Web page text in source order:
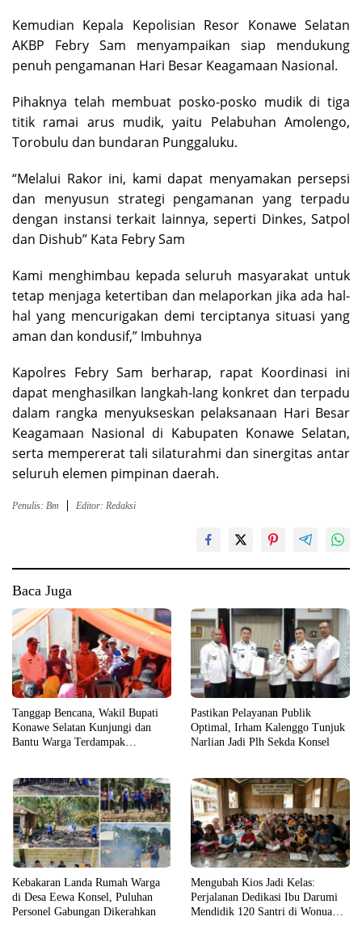
Kemudian Kepala Kepolisian Resor Konawe Selatan
AKBP Febry Sam menyampaikan siap mendukung
penuh pengamanan Hari Besar Keagamaan Nasional.
Pihaknya telah membuat posko-posko mudik di tiga
titik ramai arus mudik, yaitu Pelabuhan Amolengo,
Torobulu dan bundaran Punggaluku.
“Melalui Rakor ini, kami dapat menyamakan persepsi
dan menyusun strategi pengamanan yang terpadu
dengan instansi terkait lainnya, seperti Dinkes, Satpol
dan Dishub” Kata Febry Sam
Kami menghimbau kepada seluruh masyarakat untuk
tetap menjaga ketertiban dan melaporkan jika ada hal-
hal yang mencurigakan demi terciptanya situasi yang
aman dan kondusif,” Imbuhnya
Kapolres Febry Sam berharap, rapat Koordinasi ini
dapat menghasilkan langkah-lang konkret dan terpadu
dalam rangka menyukseskan pelaksanaan Hari Besar
Keagamaan Nasional di Kabupaten Konawe Selatan,
serta mempererat tali silaturahmi dan sinergitas antar
seluruh elemen pimpinan daerah.
Penulis: Bm Editor: Redaksi
Baca Juga
Tanggap Bencana, Wakil Bupati
Konawe Selatan Kunjungi dan
Bantu Warga Terdampak
Pastikan Pelayanan Publik
Optimal, Irham Kalenggo Tunjuk
Narlian Jadi Plh Sekda Konsel
Kebakaran Landa Rumah Warga
di Desa Eewa Konsel, Puluhan
Personel Gabungan Dikerahkan
Mengubah Kios Jadi Kelas:
Perjalanan Dedikasi Ibu Darumi
Mendidik 120 Santri di Wonua